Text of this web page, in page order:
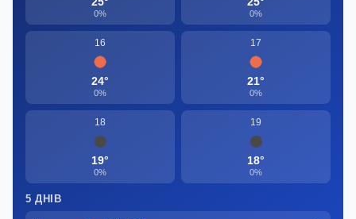
0% 0%
16
24°
0%
17
21°
0%
18
19°
0%
19
18°
0%
5 ДНІВ